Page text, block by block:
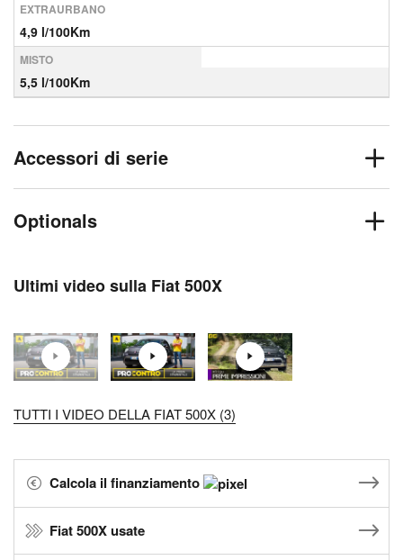
EXTRAURBANO
4,9 l/100Km
MISTO
5,5 l/100Km
Accessori di serie
Optionals
Ultimi video sulla Fiat 500X
TUTTI I VIDEO DELLA FIAT 500X (3)
Calcola il finanziamento
Fiat 500X usate